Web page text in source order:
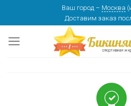
content
Ваш город – Москва (
Доставим заказ
изменить